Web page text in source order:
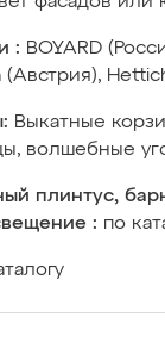
: BOYARD
(Австрия),
Выкатные
волшебные
плинтус,
: по